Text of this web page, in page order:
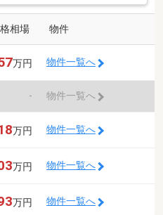
相場 物件
万円 物件一覧へ
- 物件一覧へ
万円 物件一覧へ
万円 物件一覧へ
万円 物件一覧へ